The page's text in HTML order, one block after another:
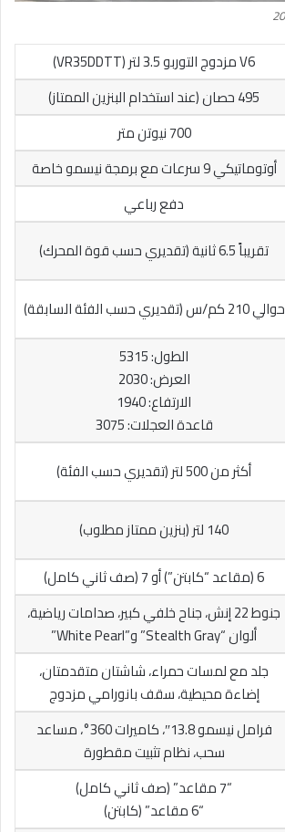
V6 مزدوج التوربو 3.5 لتر (VR35DDTT)
495 حصان (عند استخدام البنزين الممتاز)
700 نيوتن متر
أوتوماتيكي 9 سرعات مع برمجة نيسمو خاصة
دفع رباعي
تقريباً 6.5 ثانية (تقديري حسب قوة المحرك)
حوالي 210 كم/س (تقديري حسب الفئة السابقة)
الطول: 5315
العرض: 2030
الارتفاع: 1940
قاعدة العجلات: 3075
أكثر من 500 لتر (تقديري حسب الفئة)
140 لتر (بنزين ممتاز مطلوب)
6 (مقاعد “كابتن”) أو 7 (صف ثاني كامل)
جنوط 22 إنش، جناح خلفي كبير، صدامات رياضية،
ألوان “Stealth Gray” و”White Pearl”
جلد مع لمسات حمراء، شاشتان متقدمتان،
إضاءة محيطية، سقف بانورامي مزدوج
فرامل نيسمو 13.8″، كاميرات 360°، مساعد
سحب، نظام تثبيت مقطورة
“7 مقاعد” (صف ثاني كامل)
“6 مقاعد” (كابتن)